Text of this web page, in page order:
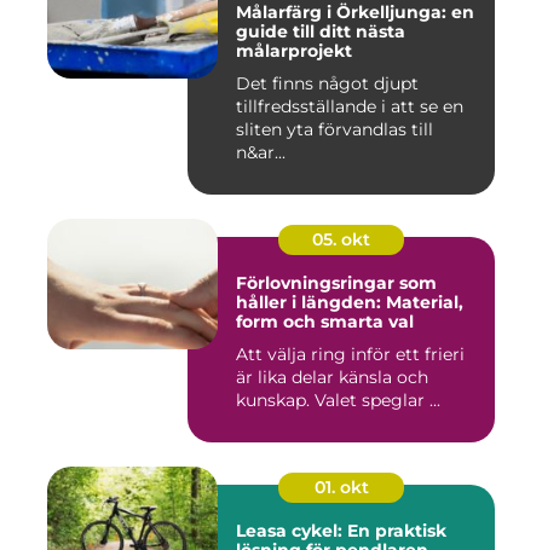
Målarfärg i Örkelljunga: en
guide till ditt nästa
målarprojekt
Det finns något djupt
tillfredsställande i att se en
sliten yta förvandlas till
n&ar...
05. okt
Förlovningsringar som
håller i längden: Material,
form och smarta val
Att välja ring inför ett frieri
är lika delar känsla och
kunskap. Valet speglar ...
01. okt
Leasa cykel: En praktisk